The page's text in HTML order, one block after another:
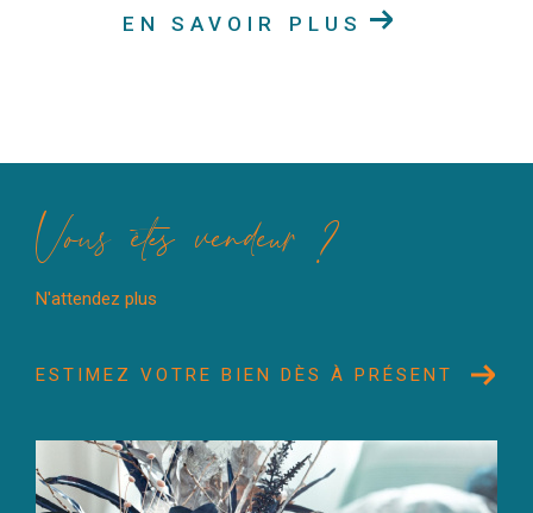
EN SAVOIR PLUS
Vous êtes vendeur ?
N'attendez plus
ESTIMEZ VOTRE BIEN DÈS À PRÉSENT